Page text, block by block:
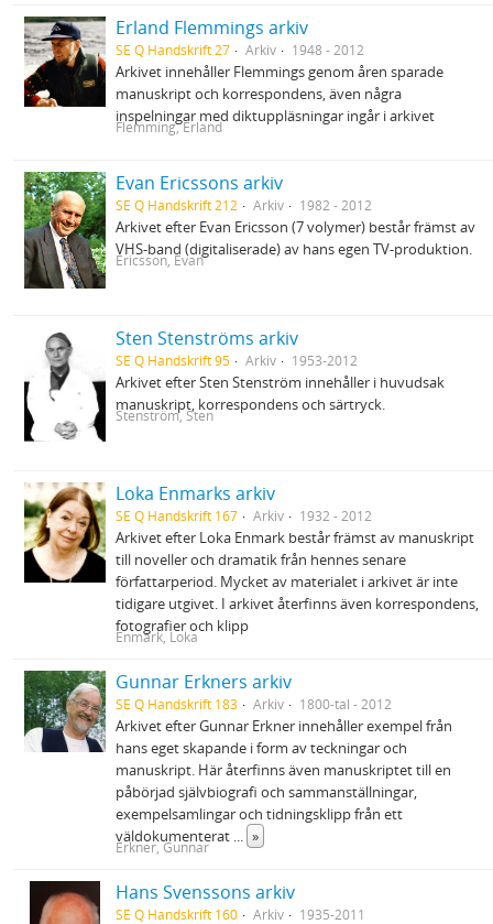
Erland Flemmings arkiv
SE Q Handskrift 27 Arkiv 1948 - 2012
Arkivet innehåller Flemmings genom åren sparade
manuskript och korrespondens, även några
inspelningar med diktuppläsningar ingår i arkivet
Flemming, Erland
Evan Ericssons arkiv
SE Q Handskrift 212 Arkiv 1982 - 2012
Arkivet efter Evan Ericsson (7 volymer) består främst av
VHS-band (digitaliserade) av hans egen TV-produktion.
Ericsson, Evan
Sten Stenströms arkiv
SE Q Handskrift 95 Arkiv 1953-2012
Arkivet efter Sten Stenström innehåller i huvudsak
manuskript, korrespondens och särtryck.
Stenström, Sten
Loka Enmarks arkiv
SE Q Handskrift 167 Arkiv 1932 - 2012
Arkivet efter Loka Enmark består främst av manuskript
till noveller och dramatik från hennes senare
författarperiod. Mycket av materialet i arkivet är inte
tidigare utgivet. I arkivet återfinns även korrespondens,
fotografier och klipp
Enmark, Loka
Gunnar Erkners arkiv
SE Q Handskrift 183 Arkiv 1800-tal - 2012
Arkivet efter Gunnar Erkner innehåller exempel från
hans eget skapande i form av teckningar och
manuskript. Här återfinns även manuskriptet till en
påbörjad självbiografi och sammanställningar,
exempelsamlingar och tidningsklipp från ett
väldokumenterat ... »
Erkner, Gunnar
Hans Svenssons arkiv
SE Q Handskrift 160 Arkiv 1935-2011